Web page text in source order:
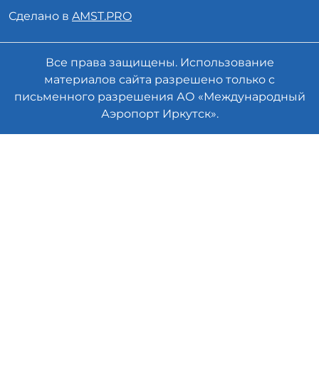
Сделано в AMST.PRO
Все права защищены. Использование
материалов сайта разрешено только с
письменного разрешения АО «Международный
Аэропорт Иркутск».